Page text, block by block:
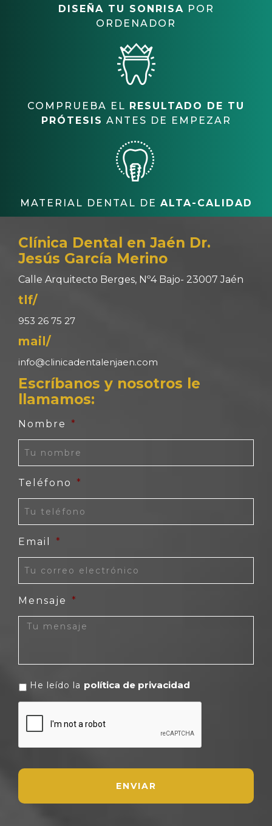
DISEÑA TU SONRISA POR
ORDENADOR
COMPRUEBA EL RESULTADO DE TU
PRÓTESIS ANTES DE EMPEZAR
MATERIAL DENTAL DE ALTA-CALIDAD
Clínica Dental en Jaén Dr.
Jesús García Merino
Calle Arquitecto Berges, Nº4 Bajo- 23007 Jaén
tlf/
953 26 75 27
mail/
info@clinicadentalenjaen.com
Escríbanos y nosotros le
llamamos:
Nombre *
Teléfono *
Email *
Mensaje *
He leído la política de privacidad